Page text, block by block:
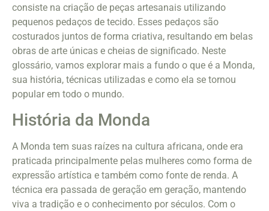
consiste na criação de peças artesanais utilizando
pequenos pedaços de tecido. Esses pedaços são
costurados juntos de forma criativa, resultando em belas
obras de arte únicas e cheias de significado. Neste
glossário, vamos explorar mais a fundo o que é a Monda,
sua história, técnicas utilizadas e como ela se tornou
popular em todo o mundo.
História da Monda
A Monda tem suas raízes na cultura africana, onde era
praticada principalmente pelas mulheres como forma de
expressão artística e também como fonte de renda. A
técnica era passada de geração em geração, mantendo
viva a tradição e o conhecimento por séculos. Com o